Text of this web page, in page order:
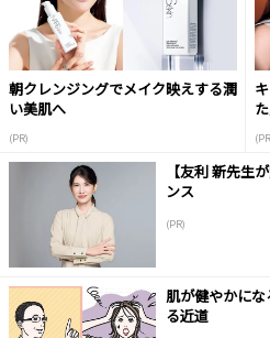
朝クレンジングでメイク映えする潤
い美肌へ
(PR)
【友利 新先生
ンス
(PR)
肌が健やかに
る近道